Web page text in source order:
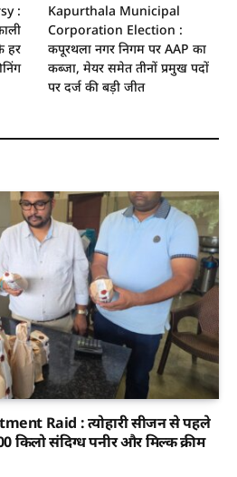
:
हर
Kapurthala Municipal
Corporation Election :
कपूरथला नगर निगम पर AAP का
कब्जा, मेयर समेत तीनों प्रमुख पदों
पर दर्ज की बड़ी जीत
Raid : त्योहारी सीजन से पहले
किलो संदिग्ध पनीर और मिल्क क्रीम